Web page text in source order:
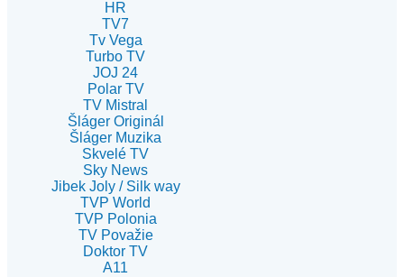
HR
TV7
Tv Vega
Turbo TV
JOJ 24
Polar TV
TV Mistral
Šláger Originál
Šláger Muzika
Skvelé TV
Sky News
Jibek Joly / Silk way
TVP World
TVP Polonia
TV Považie
Doktor TV
A11